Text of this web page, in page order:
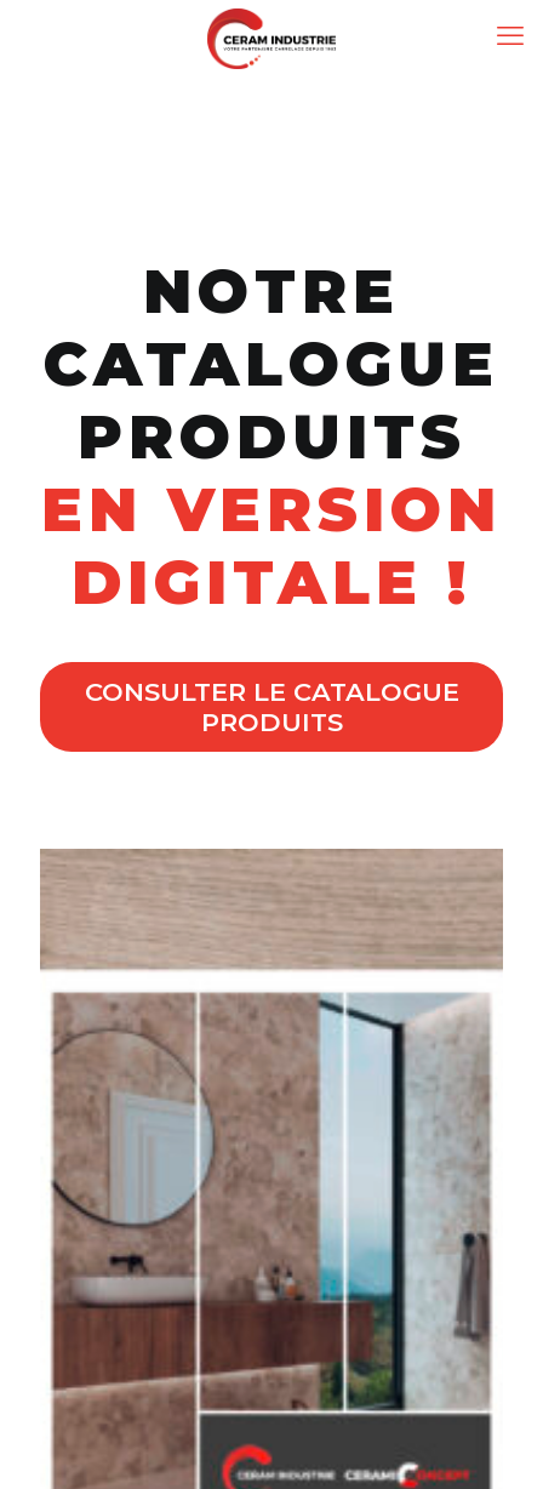
NOTRE
CATALOGUE
PRODUITS
EN VERSION
DIGITALE !
CONSULTER LE CATALOGUE
PRODUITS